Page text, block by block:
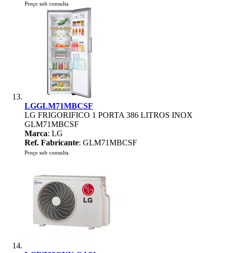
Preço sob consulta
LGGLM71MBCSF
LG FRIGORIFICO 1 PORTA 386 LITROS INOX
GLM71MBCSF
Marca: LG
Ref. Fabricante: GLM71MBCSF
Preço sob consulta